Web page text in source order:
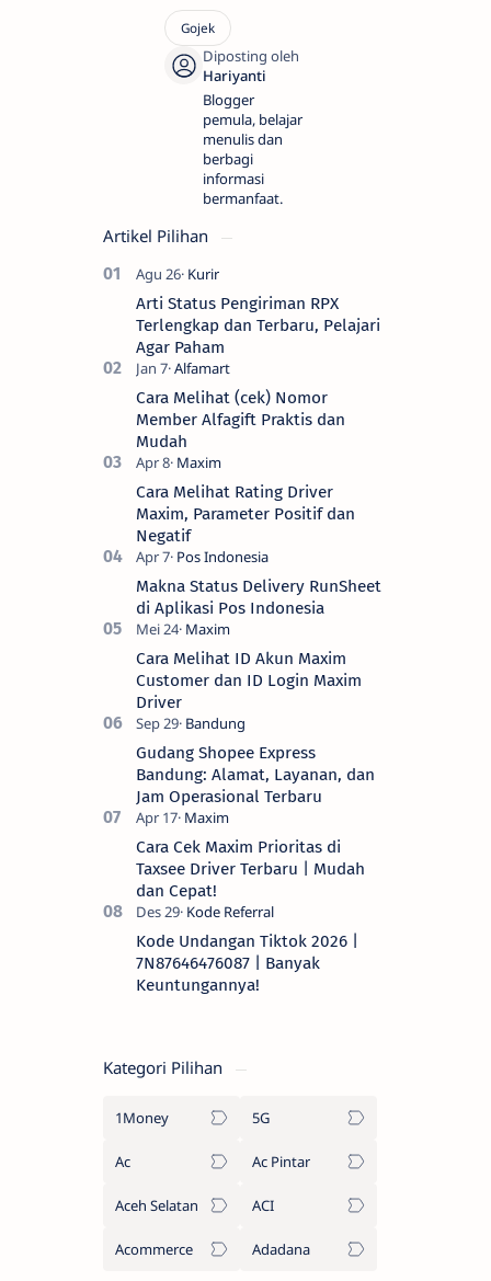
Blogger
pemula, belajar
menulis dan
berbagi
informasi
bermanfaat.
Artikel Pilihan
Arti Status Pengiriman RPX
Terlengkap dan Terbaru, Pelajari
Agar Paham
Cara Melihat (cek) Nomor
Member Alfagift Praktis dan
Mudah
Cara Melihat Rating Driver
Maxim, Parameter Positif dan
Negatif
Makna Status Delivery RunSheet
di Aplikasi Pos Indonesia
Cara Melihat ID Akun Maxim
Customer dan ID Login Maxim
Driver
Gudang Shopee Express
Bandung: Alamat, Layanan, dan
Jam Operasional Terbaru
Cara Cek Maxim Prioritas di
Taxsee Driver Terbaru | Mudah
dan Cepat!
Kode Undangan Tiktok 2026 |
7N87646476087 | Banyak
Keuntungannya!
Kategori Pilihan
1Money 5G
Ac Ac Pintar
Aceh Selatan ACI
Acommerce Adadana